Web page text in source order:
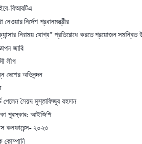
প্রধানমন্ত্রীর
যোগ্য" প্রতিরোধে করতে প্রয়োজন সমন্বিত উদ্যোগ
মুস্তাফিজুর রহমান
আইজিপি
২০২৩